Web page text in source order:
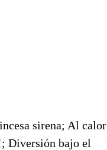
sirena; Al calor
Diversión bajo el